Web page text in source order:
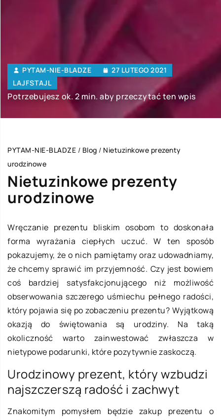
PYTAM-NIE-BLADZE
27 LUTEGO 2021
LAJFSTAJL
Potrzebujesz ok. 2 min. aby przeczytać ten wpis
PYTAM-NIE-BLADZE / Blog / Nietuzinkowe prezenty
urodzinowe
Nietuzinkowe prezenty
urodzinowe
Wręczanie prezentu bliskim osobom to doskonała
forma wyrażania ciepłych uczuć. W ten sposób
pokazujemy, że o nich pamiętamy oraz udowadniamy,
że chcemy sprawić im przyjemność. Czy jest bowiem
coś bardziej satysfakcjonującego niż możliwość
obserwowania szczerego uśmiechu pełnego radości,
który pojawia się po zobaczeniu prezentu? Wyjątkową
okazją do świętowania są urodziny. Na taką
okoliczność warto zainwestować zwłaszcza w
nietypowe podarunki, które pozytywnie zaskoczą.
Urodzinowy prezent, który wzbudzi
najszczerszą radość i zachwyt
Znakomitym pomysłem będzie zakup prezentu o